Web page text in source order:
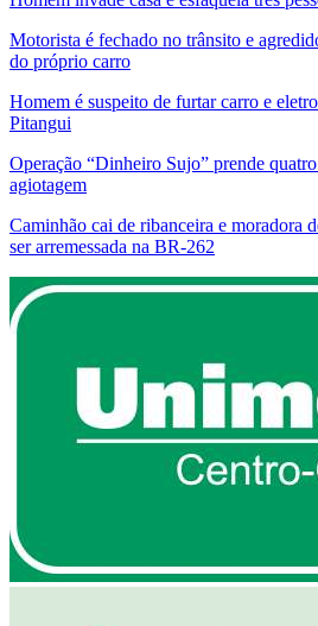
Motorista é fechado no trânsito e
do próprio carro
Homem é suspeito de furtar carro e
Pitangui
Operação “Dinheiro Sujo” prende
agiotagem
Caminhão cai de ribanceira e moradora
ser arremessada na BR-262